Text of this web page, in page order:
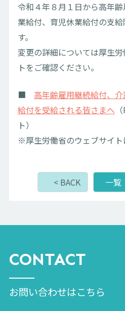
令和４年８月１日から高年
業給付、育児休業給付の支
す。
変更の詳細については厚生
トをご確認ください。
■高年齢雇用継続給付、
給付を受給される皆さまへ
ト）
※厚生労働省のウェブサイト
< BACK 一覧
CONTACT
お問い合わせはこちら